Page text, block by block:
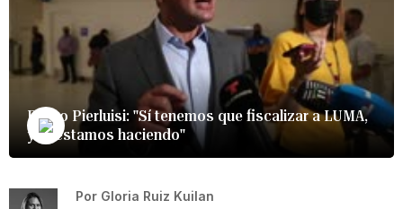
Pedro Pierluisi: "Sí tenemos que fiscalizar a LUMA,
y lo estamos haciendo"
Por Gloria Ruiz Kuilan